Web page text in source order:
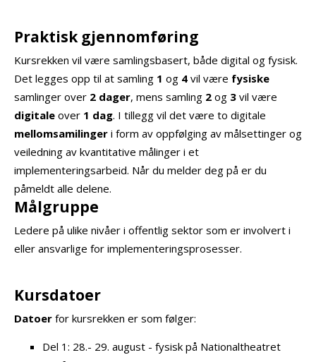
Praktisk gjennomføring
Kursrekken vil være samlingsbasert, både digital og fysisk.
Det legges opp til at samling 1 og 4 vil være fysiske
samlinger over 2 dager, mens samling 2 og 3 vil være
digitale over 1 dag. I tillegg vil det være to digitale
mellomsamilinger i form av oppfølging av målsettinger og
veiledning av kvantitative målinger i et
implementeringsarbeid. Når du melder deg på er du
påmeldt alle delene.
Målgruppe
Ledere på ulike nivåer i offentlig sektor som er involvert i
eller ansvarlige for implementeringsprosesser.
Kursdatoer
Datoer for kursrekken er som følger:
Del 1: 28.- 29. august - fysisk på Nationaltheatret